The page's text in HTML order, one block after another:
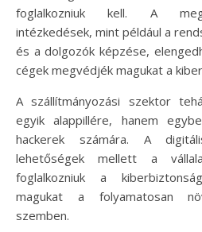
foglalkozniuk kell. A
intézkedések, mint például a
és a dolgozók képzése,
cégek megvédjék magukat a
A szállítmányozási szektor
egyik alappillére, hanem
hackerek számára. A
lehetőségek mellett a
foglalkozniuk a
magukat a folyamatosan
szemben.